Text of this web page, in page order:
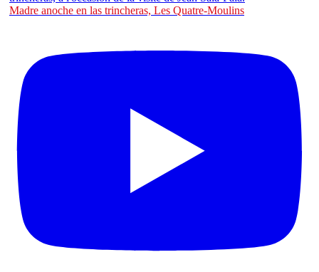
Madre anoche en las trincheras, Les Quatre-Moulins